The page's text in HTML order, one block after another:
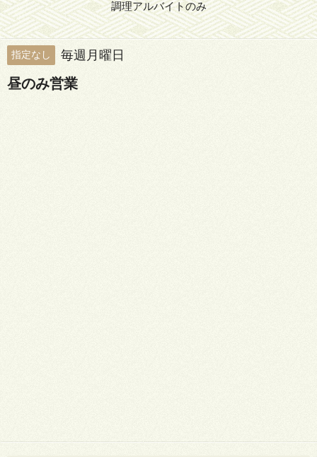
調理アルバイトのみ
指定なし 毎週月曜日
昼のみ営業